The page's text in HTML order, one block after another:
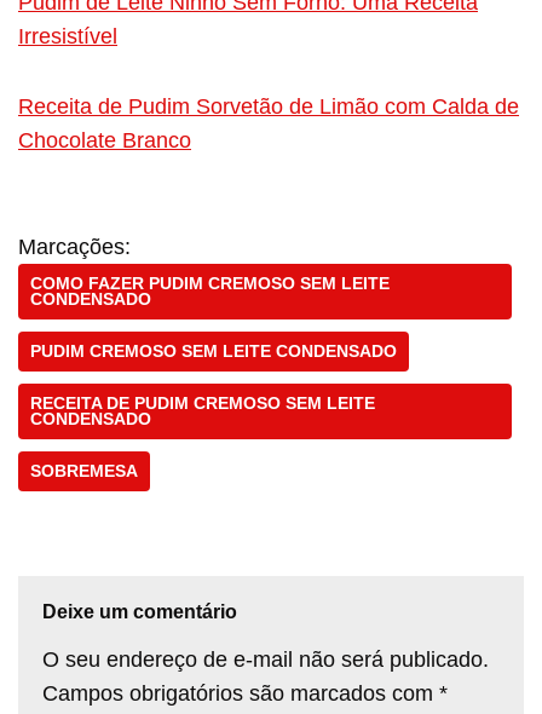
Irresistível
Receita de Pudim Sorvetão de Limão com Calda de
Chocolate Branco
Marcações:
COMO FAZER PUDIM CREMOSO SEM LEITE
CONDENSADO
PUDIM CREMOSO SEM LEITE CONDENSADO
RECEITA DE PUDIM CREMOSO SEM LEITE
CONDENSADO
SOBREMESA
Deixe um comentário
O seu endereço de e-mail não será publicado.
Campos obrigatórios são marcados com *